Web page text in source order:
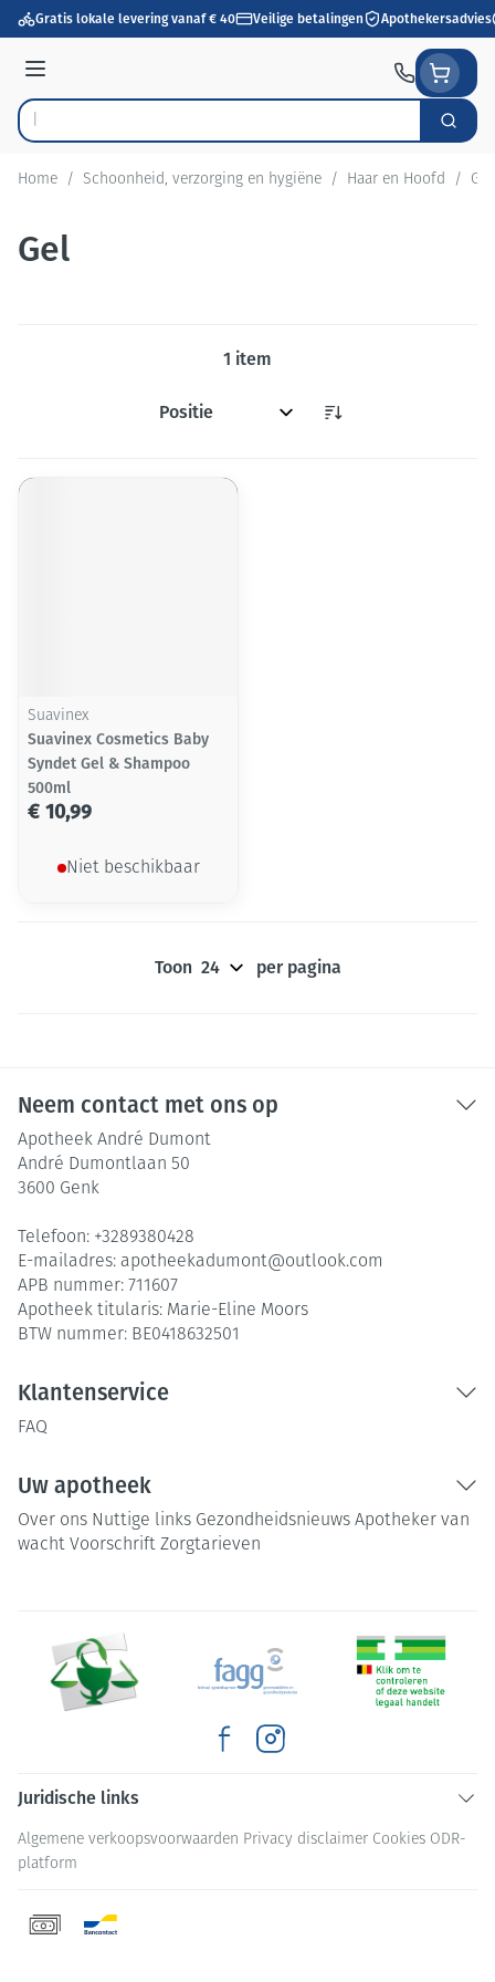
Ga naar de inhoud
Gratis lokale levering vanaf € 40 Veilige betalingen Apothekersadvies
Menu
Product, merk, categorie... Zoek
Home / Schoonheid, verzorging en hygiëne / Haar en Hoofd / Gel
Gel
1 item
Sorteer op:
Suavinex
Suavinex Cosmetics Baby
Syndet Gel & Shampoo
500ml
€ 10,99
Niet beschikbaar
Toon per pagina
Neem contact met ons op
Apotheek André Dumont
André Dumontlaan 50
3600 Genk
Telefoon: +3289380428
E-mailadres: apotheekadumont@outlook.com
APB nummer: 711607
Apotheek titularis: Marie-Eline Moors
BTW nummer: BE0418632501
Klantenservice
FAQ
Uw apotheek
Over ons Nuttige links Gezondheidsnieuws Apotheker van
wacht Voorschrift Zorgtarieven
Juridische links
Algemene verkoopsvoorwaarden Privacy disclaimer Cookies ODR-
platform